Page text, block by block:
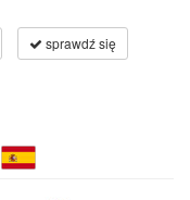
sprawdź się